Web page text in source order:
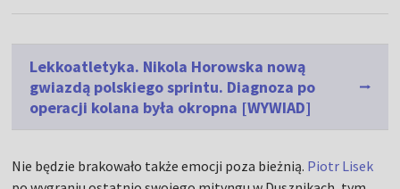
Lekkoatletyka. Nikola Horowska nową
gwiazdą polskiego sprintu. Diagnoza po
operacji kolana była okropna [WYWIAD]
Nie będzie brakowało także emocji poza bieżnią. Piotr Lisek